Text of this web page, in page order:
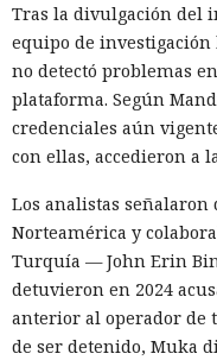
Tras la divulgación del
equipo de
no detectó problemas
plataforma. Según
credenciales aún
con ellas, accedieron a
Los analistas
Norteamérica y
Turquía — John Erin
detuvieron en 2024
anterior al operador de
de ser detenido, Muka